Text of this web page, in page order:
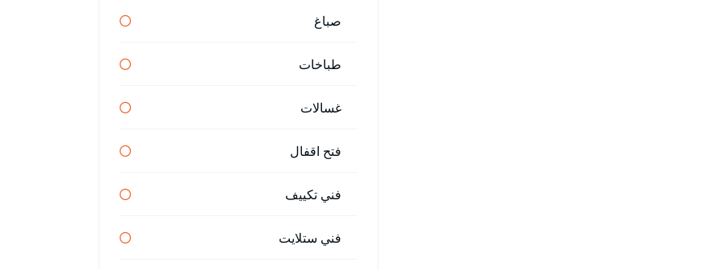
صباغ
طباخات
غسالات
فتح اقفال
فني تكييف
فني ستلايت